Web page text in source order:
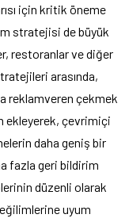
için kritik öneme
stratejisi de büyük
restoranlar ve diğer
arasında,
reklamveren çekmek
ekleyerek, çevrimiçi
daha geniş bir
fazla geri bildirim
düzenli olarak
uyum